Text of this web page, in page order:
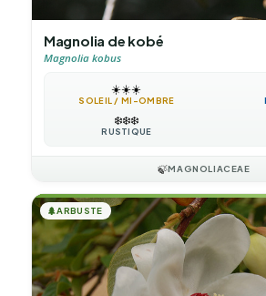
Magnolia de kobé
Magnolia kobus
☀️☀️☀️
SOLEIL / MI-OMBRE
❄️❄️❄️
RUSTIQUE
🍃MAGNOLIACEAE
🌲ARBUSTE